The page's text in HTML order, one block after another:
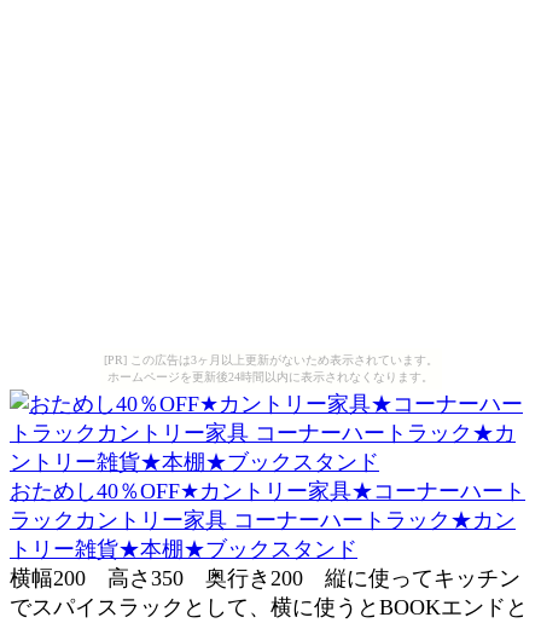
[PR] この広告は3ヶ月以上更新がないため表示されています。
ホームページを更新後24時間以内に表示されなくなります。
おためし40％OFF★カントリー家具★コーナーハート
ラックカントリー家具 コーナーハートラック★カン
トリー雑貨★本棚★ブックスタンド
横幅200 高さ350 奥行き200 縦に使ってキッチン
でスパイスラックとして、横に使うとBOOKエンドと